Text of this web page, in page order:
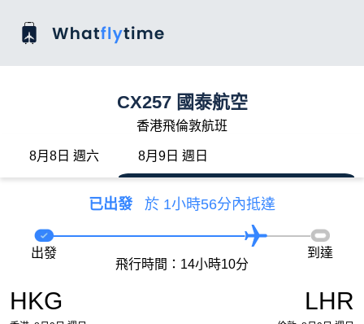
CX257 國泰航空
香港飛倫敦航班
8月8日 週六 8月9日 週日
已出發 於 1小時56分內抵達
HKG
出發
飛行時間：14小時10分
到達
LHR